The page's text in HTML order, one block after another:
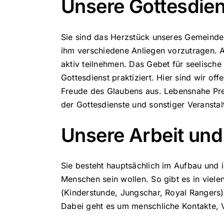
Unsere
Sie sind das Herzstück unseres
ihm verschiedene Anliegen vorzutragen.
aktiv teilnehmen. Das Gebet für
Gottesdienst praktiziert. Hier sind wir
Freude des Glaubens aus. Lebensnahe
der Gottesdienste und sonstiger
Unsere Arbeit
Sie besteht hauptsächlich im Aufbau
Menschen sein wollen. So gibt es in
(Kinderstunde, Jungschar, Royal
Dabei geht es um menschliche